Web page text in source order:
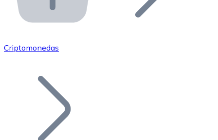
Integra nuestra API en tu ecosistema.
Únete a nuestra red de distribuidores.
Añade tu proyecto a nuestro ecosistema.
Criptomonedas